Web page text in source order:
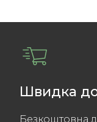
Швидка
Безкоштовна